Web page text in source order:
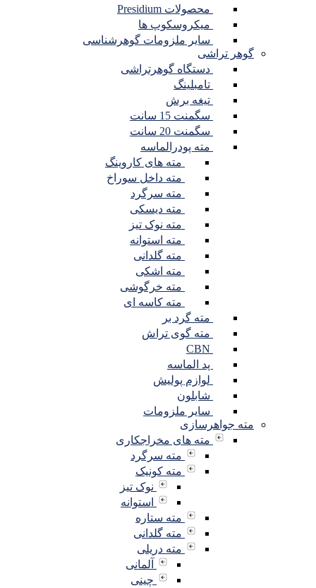
محصولات Presidium
میکروسکوپ ها
سایر ملزومات گوهرشناسی
گوهر تراشی
دستگاه گوهرتراشی
تامبلینگ
تیغه برش
سگمنت 15 سانت
سگمنت 20 سانت
مته پودرالماسه
مته های کاروینگ
مته داخل سوراخ
مته سرگرد
مته دیسکی
مته نوک تیز
مته استوانه
مته گلدانی
مته اشکی
مته خرگوشی
مته کاسه ای
مته گرد بر
مته گوی تراش
پد الماسه
لوازم پولیش
شابلون
سایر ملزومات
مته جواهرسازی
مته های مخراجکاری
مته سرگرد
مته کونیک
نوک تیز
استوانه
مته ستاره
مته گلدانی
مته دریلی
آلمانی
چینی